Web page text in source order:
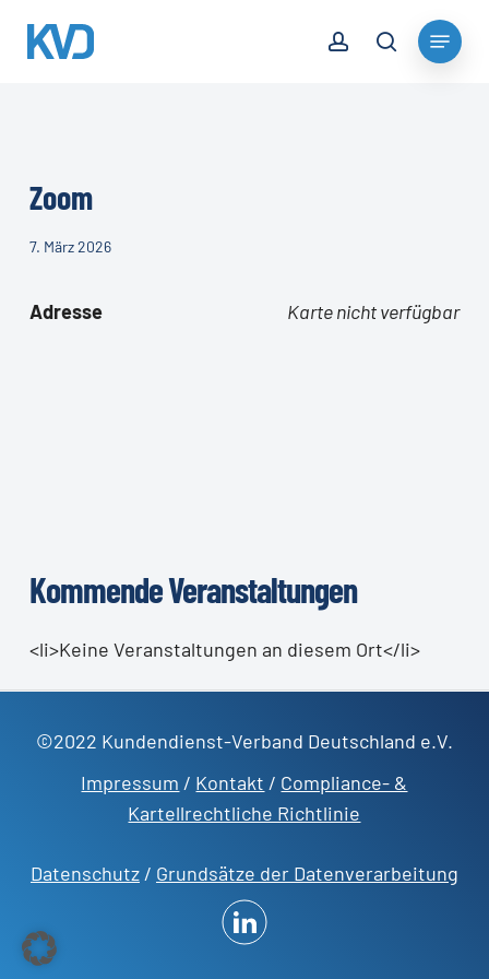
search
Menu
Zoom
7. März 2026
Karte nicht verfügbar
Adresse
Kommende Veranstaltungen
<li>Keine Veranstaltungen an diesem Ort</li>
©2022 Kundendienst-Verband Deutschland e.V.
Impressum / Kontakt / Compliance- &
Kartellrechtliche Richtlinie
Datenschutz/ Grundsätze der Datenverarbeitung
Close